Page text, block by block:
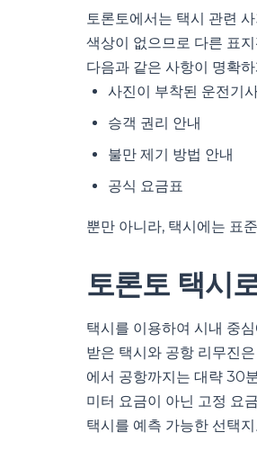
토론토에서는 택시 관련
색상이 없으므로 다른 표
다음과 같은 사항이 명확
사진이 부착된 운전기
승객 권리 안내
불만 제기 방법 안내
공식 요금표
뿐만 아니라, 택시에는 표
토론토 택시
택시를 이용하여 시내 중
받은 택시와 공항 리무진
에서 공항까지는 대략 30
미터 요금이 아닌 고정 요
택시를 예측 가능한 선택